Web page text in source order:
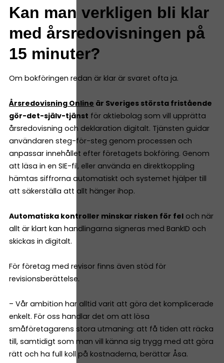
Kan man verkligen bli klar
med årsredovisningen på
15 minuter?
Om bokföringen redan är klar är svaret ofta ja.
Årsredovisning Online är Sveriges största fristående
gör-det-själv-tjänst för aktiebolag som vill upprätta
årsredovisning och deklaration digitalt. Tjänsten guidar
användaren steg-för-steg genom processen och
anpassar innehållet efter företagets bokföring. Genom
att läsa in en SIE-fil, eller använda en direktkoppling
hämtas siffrorna automatiskt och systemet hjälper till
att säkerställa att allt hänger ihop.
Automatiska kontroller minskar risken för fel och när
allt är klart kan handlingarna signeras med BankID och
skickas in digitalt.
För företag med revisor finns även stöd för
revisionsberättelse.
– Vår ambition har alltid varit att göra det komplicerade
enkelt. För oss handlar det om att lösa
småföretagarens stora utmaning: att få tiden att räcka
till, samtidigt som man vill känna sig trygg med att göra
rätt och ha full koll på kostnaderna, berättar Åsa.